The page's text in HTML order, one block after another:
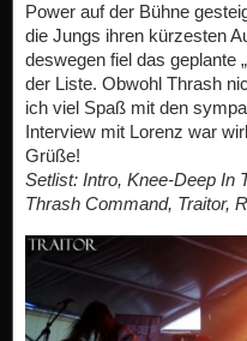
Power auf der Bühne
die Jungs ihren kürzesten
deswegen fiel das geplante
der Liste. Obwohl Thrash
ich viel Spaß mit den
Interview mit Lorenz war
Grüße!
Setlist: Intro, Knee-Deep In
Thrash Command, Traitor,